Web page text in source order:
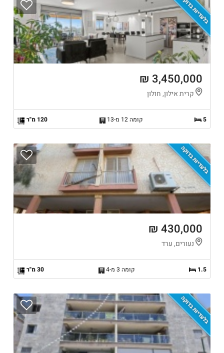
בלעדיות בדוקה
3,450,000 ₪
קרית אילון, חולון
5 קומה 12 מ-13 120 מ"ר
בלעדיות בדוקה
430,000 ₪
נעורים, ערד
1.5 קומה 3 מ-4 30 מ"ר
בלעדיות בדוקה